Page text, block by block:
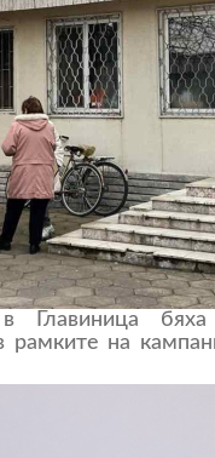
бяха
рамките на